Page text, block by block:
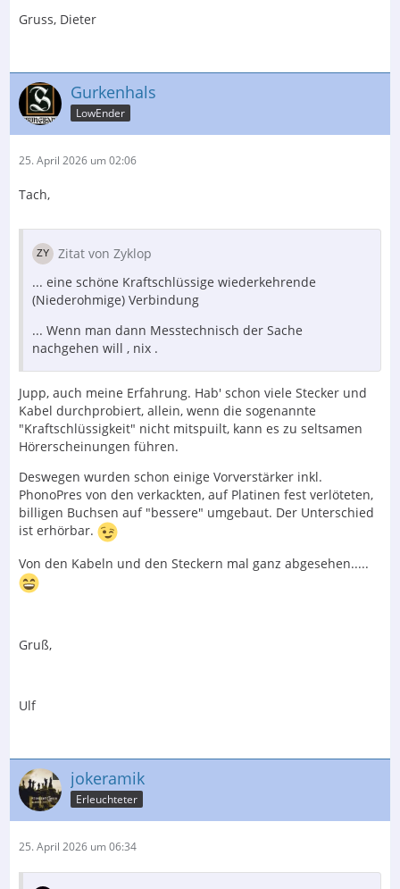
Gruss, Dieter
Gurkenhals
LowEnder
25. April 2026 um 02:06
Tach,
Zitat von Zyklop
... eine schöne Kraftschlüssige wiederkehrende
(Niederohmige) Verbindung
... Wenn man dann Messtechnisch der Sache
nachgehen will , nix .
Jupp, auch meine Erfahrung. Hab' schon viele Stecker und
Kabel durchprobiert, allein, wenn die sogenannte
"Kraftschlüssigkeit" nicht mitspuilt, kann es zu seltsamen
Hörerscheinungen führen.
Deswegen wurden schon einige Vorverstärker inkl.
PhonoPres von den verkackten, auf Platinen fest verlöteten,
billigen Buchsen auf "bessere" umgebaut. Der Unterschied
ist erhörbar.
Von den Kabeln und den Steckern mal ganz abgesehen.....
Gruß,
Ulf
jokeramik
Erleuchteter
25. April 2026 um 06:34